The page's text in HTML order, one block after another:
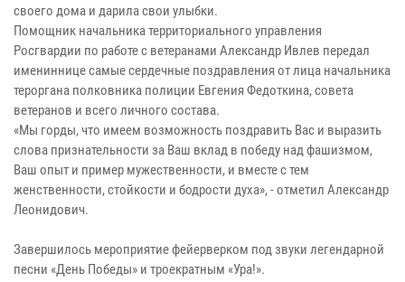
своего дома и дарила свои улыбки.
Помощник начальника территориального управления
Росгвардии по работе с ветеранами Александр Ивлев передал
имениннице самые сердечные поздравления от лица начальника
тероргана полковника полиции Евгения Федоткина, совета
ветеранов и всего личного состава.
«Мы горды, что имеем возможность поздравить Вас и выразить
слова признательности за Ваш вклад в победу над фашизмом,
Ваш опыт и пример мужественности, и вместе с тем
женственности, стойкости и бодрости духа», - отметил Александр
Леонидович.
Завершилось мероприятие фейерверком под звуки легендарной
песни «День Победы» и троекратным «Ура!».